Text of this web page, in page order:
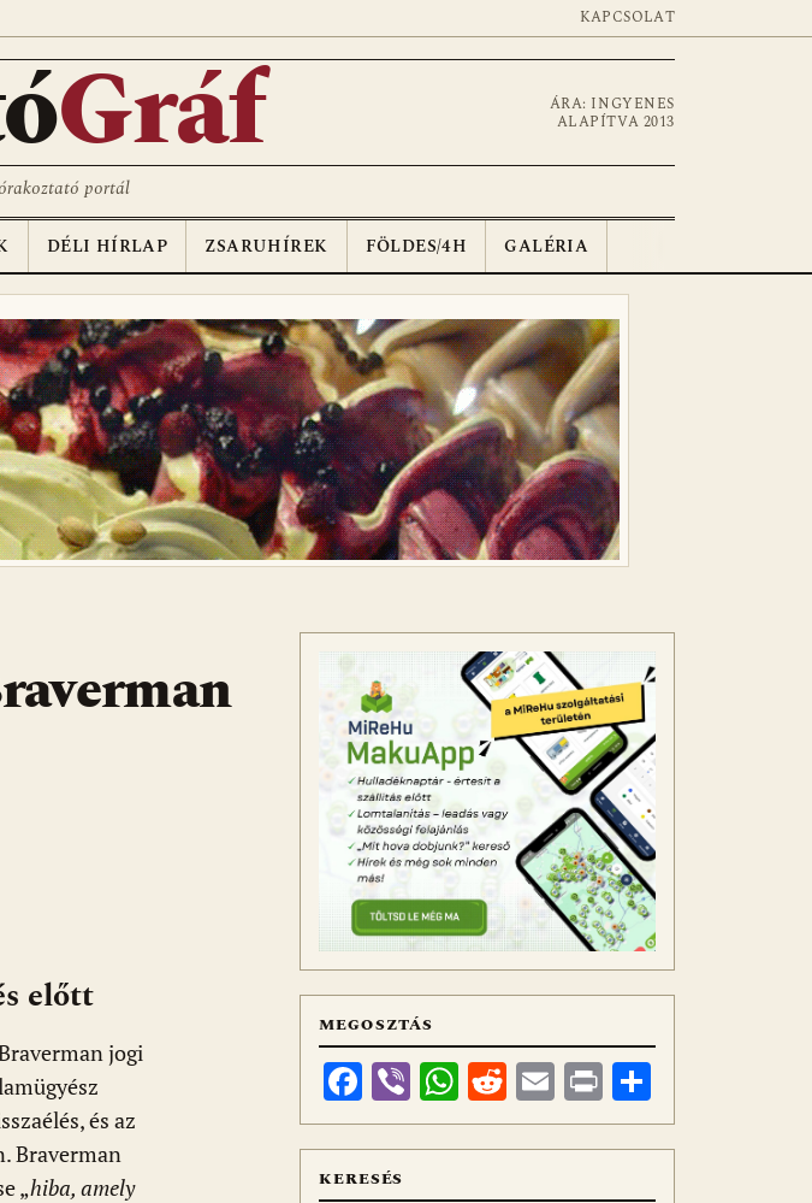
KAPCSOLAT
Gráf
ÁRA: INGYENES
ALAPÍTVA 2013
portál
DÉLI HÍRLAP ZSARUHÍREK FÖLDES/4H GALÉRIA
előtt
jogi
és az
Braverman
„hiba, amely
MEGOSZTÁS
Facebook
ViberWhatsApp
Reddit
Email
Print
meg
KERESÉS